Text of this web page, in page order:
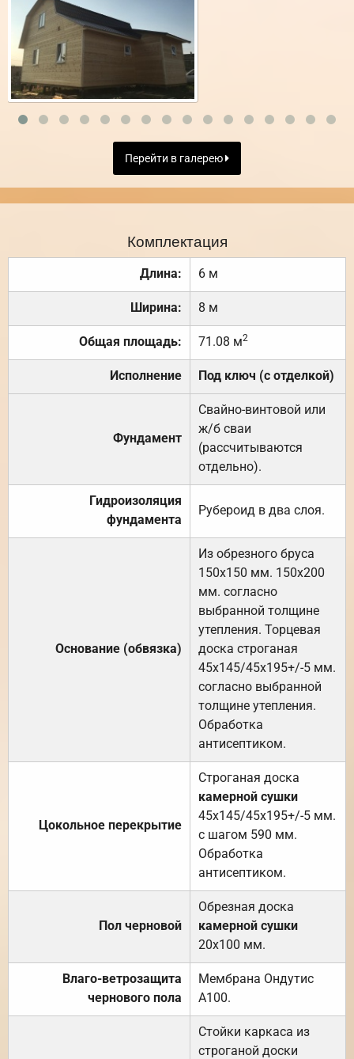
Перейти в галерею
Комплектация
Длина: 6 м
Ширина: 8 м
Общая площадь: 71.08 м2
Исполнение Под ключ (с отделкой)
Фундамент
Свайно-винтовой или
ж/б сваи
(рассчитываются
отдельно).
Гидроизоляция
фундамента
Рубероид в два слоя.
Основание (обвязка)
Из обрезного бруса
150х150 мм. 150х200
мм. согласно
выбранной толщине
утепления. Торцевая
доска строганая
45х145/45х195+/-5 мм.
согласно выбранной
толщине утепления.
Обработка
антисептиком.
Цокольное перекрытие
Строганая доска
камерной сушки
45х145/45х195+/-5 мм.
с шагом 590 мм.
Обработка
антисептиком.
Пол черновой
Обрезная доска
камерной сушки
20х100 мм.
Влаго-ветрозащита
чернового пола
Мембрана Ондутис
А100.
Стойки каркаса из
строганой доски